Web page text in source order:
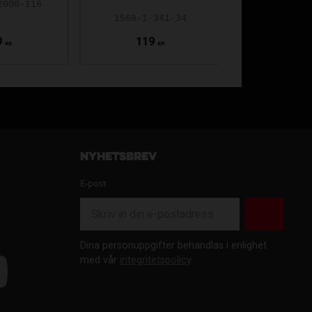
KR 119 KR
Nyhetsbrev
E-post
Dina personuppgifter behandlas i enlighet
med vår integritetspolicy.